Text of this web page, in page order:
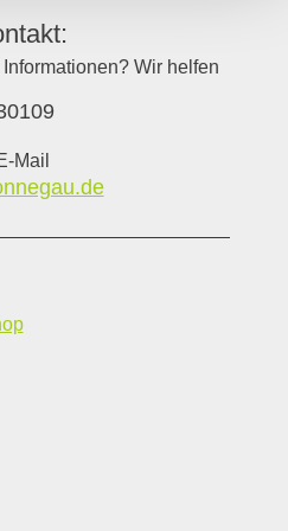
Wir helfen
Mail